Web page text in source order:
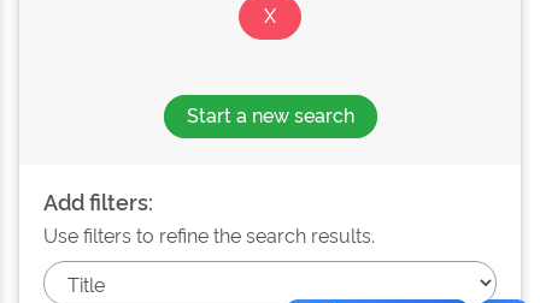
Start a new search
Add filters:
Use filters to refine the search results.